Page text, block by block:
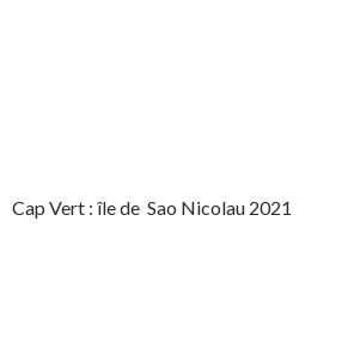
Cap Vert : île de Sao Nicolau 2021